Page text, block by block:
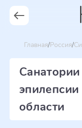
Главная Россия
области